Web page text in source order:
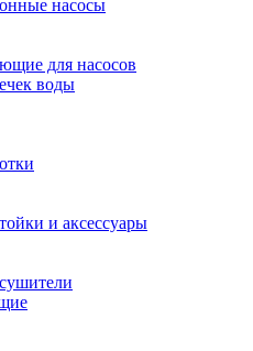
насосы
для насосов
воды
и аксессуары